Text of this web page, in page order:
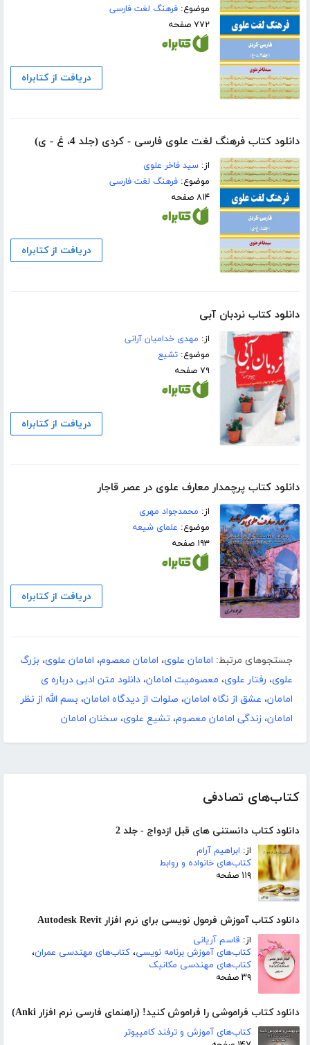
کتاب‌های تصادفی
دانلود کتاب دانستنی های قبل ازدواج - جلد 2
از: ابراهیم آرام
کتاب‌های خانواده و روابط
۱۱۹ صفحه
دانلود کتاب آموزش فرمول نویسی برای نرم افزار Autodesk Revit
از: قاسم آریانی
کتاب‌های آموزش برنامه نویسی، کتاب‌های مهندسی عمران،
کتاب‌های مهندسی مکانیک
۳۹ صفحه
دانلود کتاب فراموشی را فراموش کنید! (راهنمای فارسی نرم افزار Anki)
کتاب‌های آموزش و ترفند کامپیوتر
موضوع:فرهنگ لغت فارسی
۷۷۲ صفحه
دریافت از کتابراه
دانلود کتاب فرهنگ لغت علوی فارسی - کردی (جلد 4، غ - ی)
از:سید فاخر علوی
موضوع:فرهنگ لغت فارسی
۸۱۴ صفحه
دریافت از کتابراه
دانلود کتاب نردبان آبى
از: مهدی خدامیان آرانی
موضوع:تشیع
۷۹ صفحه
دریافت از کتابراه
دانلود کتاب پرچمدار معارف علوی در عصر قاجار
از: محمدجواد مهری
موضوع: علمای شیعه
۱۹۳ صفحه
دریافت از کتابراه
جستجوهای مرتبط: امامان علوی، امامان معصوم، امامان علوی، بزرگ
علوی، رفتار علوی، معصومیت امامان، دانلود متن ادبی درباره ی
امامان، عشق از نگاه امامان، صلوات از دیدگاه امامان، بسم الله از نظر
امامان، زندگی امامان معصوم، تشیع علوی، سخنان امامان